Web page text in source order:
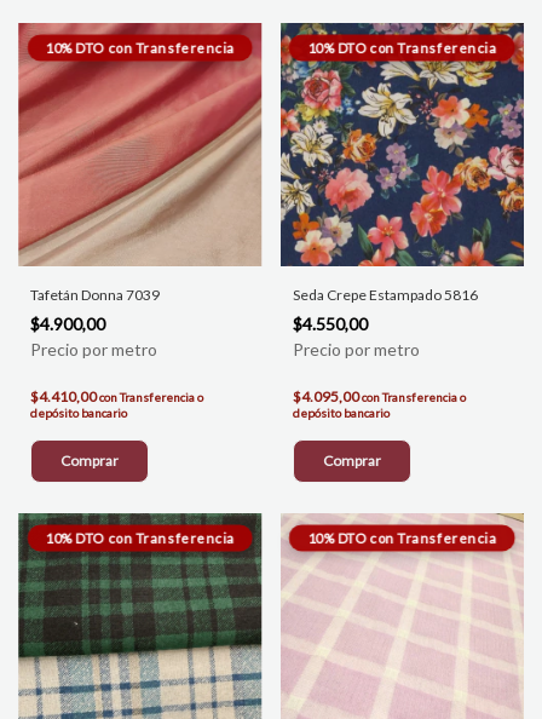
Tafetán Donna 7039
$4.900,00
$4.410,00conTransferencia o
depósito bancario
Comprar
Seda Crepe Estampado 5816
$4.550,00
$4.095,00conTransferencia o
depósito bancario
Comprar